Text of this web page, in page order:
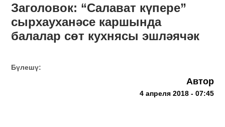
Заголовок: “Салават күпере”
сырхауханәсе каршында
балалар сөт кухнясы эшләячәк
Бүлешү:
Автор
4 апреля 2018 - 07:45